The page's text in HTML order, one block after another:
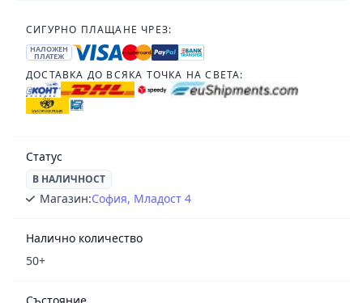
СИГУРНО ПЛАЩАНЕ ЧРЕЗ:
НАЛОЖЕН
ПЛАТЕЖ
ДОСТАВКА ДО ВСЯКА ТОЧКА НА СВЕТА:
Статус
В НАЛИЧНОСТ
Магазин:София, Младост 4
Налично количество
50+